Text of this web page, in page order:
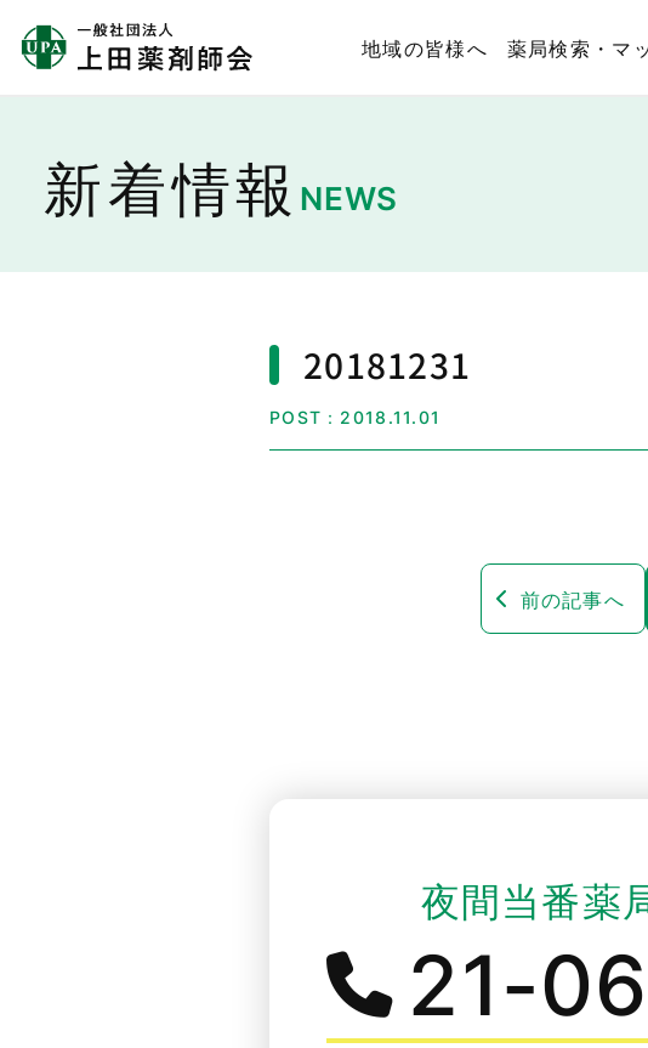
地域の皆様へ 薬局検索・マ
新着情報 NEWS
20181231
POST：2018.11.01
前の記事へ
夜間当番薬
21-